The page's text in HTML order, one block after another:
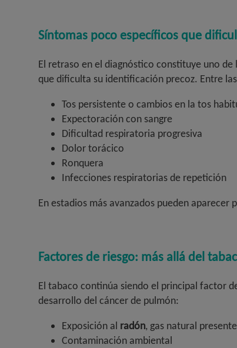
Síntomas poco específicos que
El retraso en el diagnóstico constituye uno
que dificulta su identificación precoz. Entre
Tos persistente o cambios en la tos
Expectoración con sangre
Dificultad respiratoria progresiva
Dolor torácico
Ronquera
Infecciones respiratorias de repetición
En estadios más avanzados pueden
Factores de riesgo: más allá del
El tabaco continúa siendo el principal factor
desarrollo del cáncer de pulmón:
Exposición al radón, gas natural
Contaminación ambiental